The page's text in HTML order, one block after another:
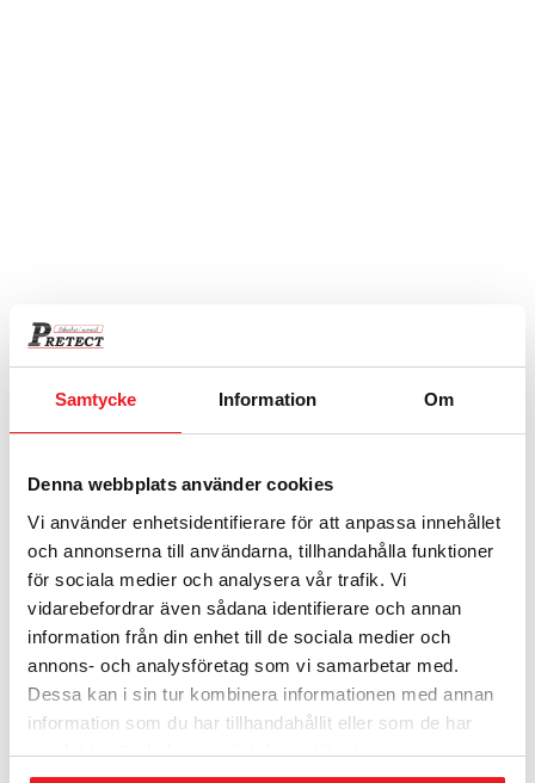
Samtycke Information Om
Denna webbplats använder cookies
Vi använder enhetsidentifierare för att anpassa innehållet
och annonserna till användarna, tillhandahålla funktioner
för sociala medier och analysera vår trafik. Vi
vidarebefordrar även sådana identifierare och annan
information från din enhet till de sociala medier och
annons- och analysföretag som vi samarbetar med.
Dessa kan i sin tur kombinera informationen med annan
information som du har tillhandahållit eller som de har
samlat in när du har använt deras tjänster.
19″ rack fullhöjd framkant för SSK 80S
3 865kr